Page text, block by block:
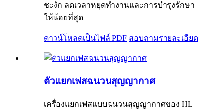
ชะงัก ลดเวลาหยุดทำงานและการบำรุงรักษา
ให้น้อยที่สุด
ดาวน์โหลดเป็นไฟล์ PDF สอบถามรายละเอียด
ตัวแยกเฟสฉนวนสุญญากาศ
เครื่องแยกเฟสแบบฉนวนสุญญากาศของ HL